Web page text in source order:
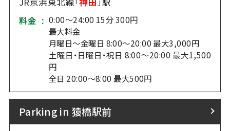
料金 : 0:00～24:00 15分 300円
最大料金
月曜日～金曜日 8:00～20:00 最大3,000円
土曜日・日曜日・祝日 8:00～20:00 最大1,500
円
全日 20:00～8:00 最大500円
Parking in 猿橋駅前